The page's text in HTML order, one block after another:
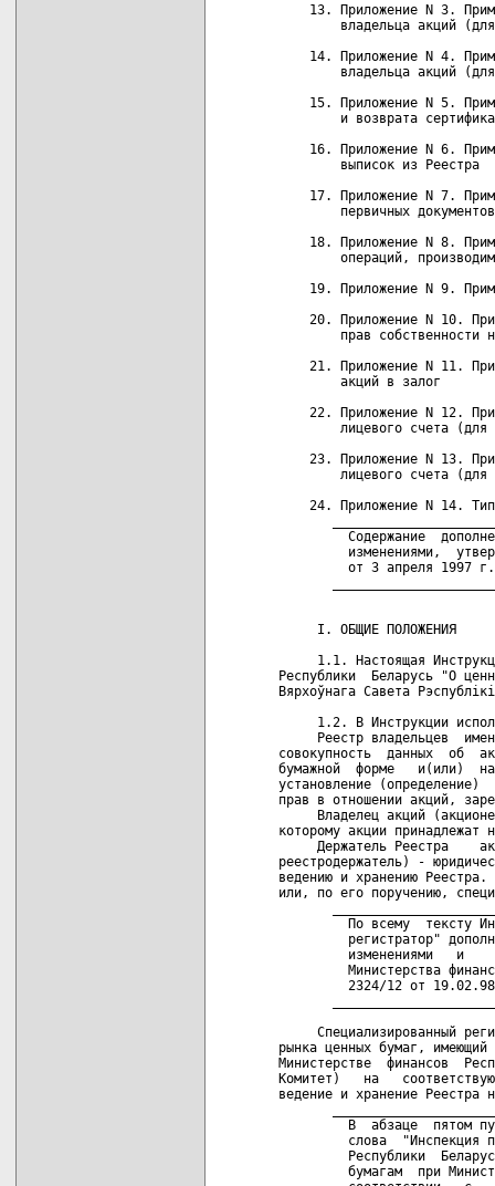
13. Приложение N 3.
владельца акций
14. Приложение N 4.
владельца акций
15. Приложение N 5.
и возврата
16. Приложение N 6.
        выписок из Реестра
17. Приложение N 7.
        первичных документов
18. Приложение N 8.
операций,
19. Приложение N 9.
20. Приложение N 10.
прав собственности
21. Приложение N 11.
        акций в залог
22. Приложение N 12.
лицевого счета (для
23. Приложение N 13.
лицевого счета (для
24. Приложение N 14.
Содержание
изменениями,
от 3 апреля 1997
     I. ОБЩИЕ ПОЛОЖЕНИЯ
1.1. Настоящая
Республики  Беларусь "О
Вярхоўнага Савета
1.2. В Инструкции
Реестр владельцев
совокупность  данных  об
бумажной  форме   и(или)  на
установление
прав в отношении акций,
Владелец акций
которому акции принадлежат
Держатель Реестра
реестродержатель) -
ведению и хранению
или, по его поручению,
По всему  тексту
регистратор"
изменениями   и
Министерства
2324/12 от
Специализированный
рынка ценных бумаг,
Министерстве  финансов
Комитет)   на
ведение и хранение Реестра
В  абзаце  пятом
слова  "Инспекция
Республики
бумагам  при